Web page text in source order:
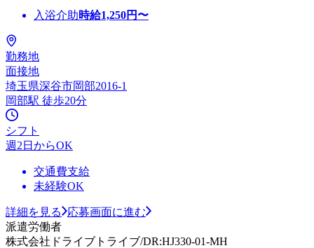
入浴介助時給1,250円〜
勤務地
面接地
埼玉県深谷市岡部2016-1
岡部駅 徒歩20分
シフト
週2日からOK
交通費支給
未経験OK
詳細を見る
応募画面に進む
派遣労働者
株式会社ドライブトライブ/DR:HJ330-01-MH